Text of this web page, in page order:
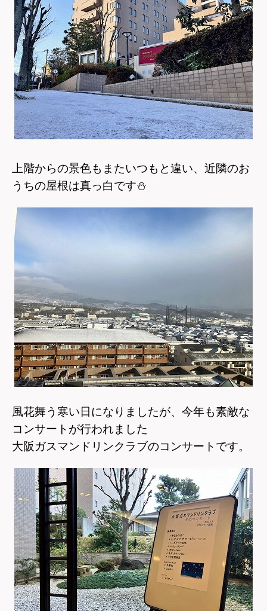
上階からの景色もまたいつもと違い、近隣のお
うちの屋根は真っ白です⛄
風花舞う寒い日になりましたが、今年も素敵な
コンサートが行われました
大阪ガスマンドリンクラブのコンサートです。